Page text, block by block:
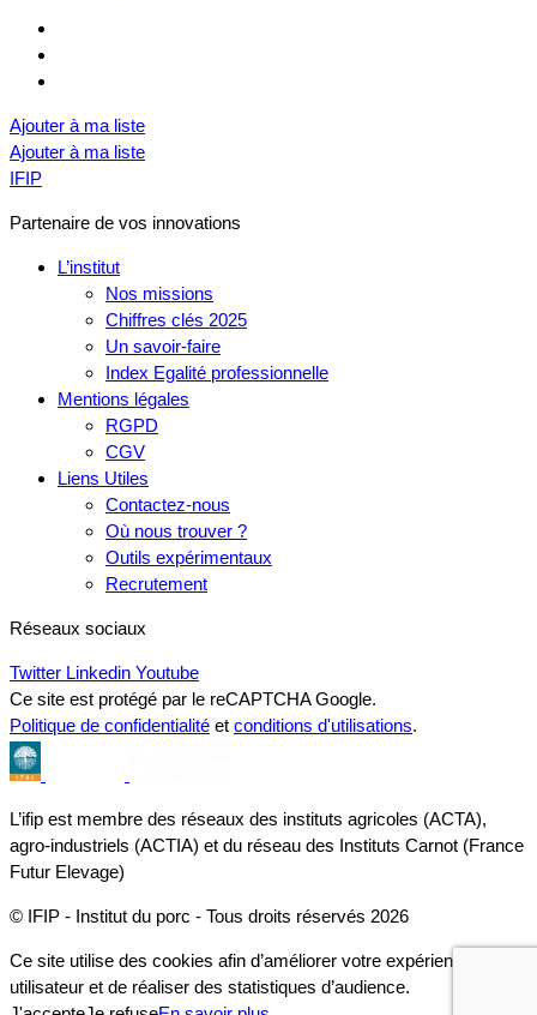
Ajouter à ma liste
Ajouter à ma liste
IFIP
Partenaire de vos innovations
L’institut
Nos missions
Chiffres clés 2025
Un savoir-faire
Index Egalité professionnelle
Mentions légales
RGPD
CGV
Liens Utiles
Contactez-nous
Où nous trouver ?
Outils expérimentaux
Recrutement
Réseaux sociaux
Twitter Linkedin Youtube
Ce site est protégé par le reCAPTCHA Google.
Politique de confidentialité et conditions d'utilisations.
L’ifip est membre des réseaux des instituts agricoles (ACTA),
agro-industriels (ACTIA) et du réseau des Instituts Carnot (France
Futur Elevage)
© IFIP - Institut du porc - Tous droits réservés 2026
Ce site utilise des cookies afin d’améliorer votre expérience
utilisateur et de réaliser des statistiques d’audience.